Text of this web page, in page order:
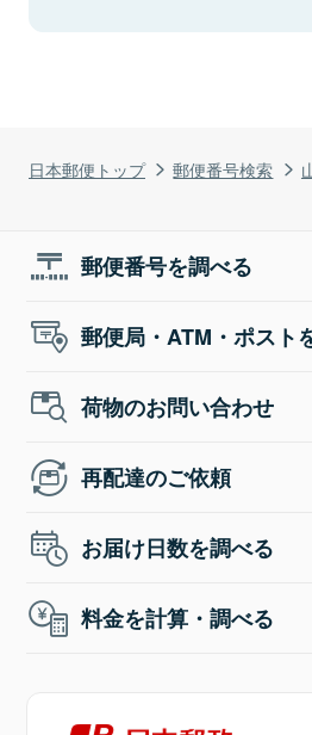
日本郵便トップ 郵便番号検索
郵便番号を調べる
郵便局・ATM・ポスト
荷物のお問い合わせ
再配達のご依頼
お届け日数を調べる
料金を計算・調べる